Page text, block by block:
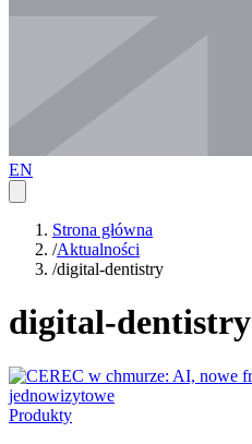
EN
Strona główna
/Aktualności
/digital-dentistry
digital-dentistry
Produkty